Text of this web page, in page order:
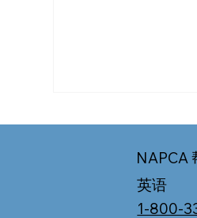
NAPCA
英语
1-800-